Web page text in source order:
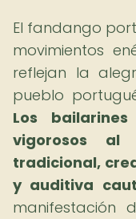
El fandango
movimientos
reflejan la
pueblo
Los
vigorosos
tradicional,
y auditiva
manifestación